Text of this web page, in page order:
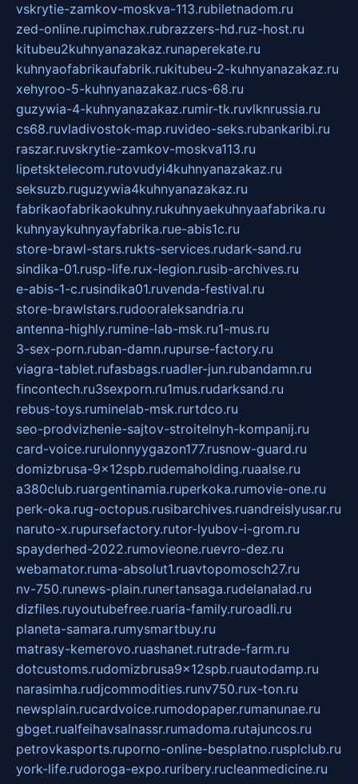
vskrytie-zamkov-moskva-113.rubiletnadom.ru
zed-online.rupimchax.rubrazzers-hd.ruz-host.ru
kitubeu2kuhnyanazakaz.runaperekate.ru
kuhnyaofabrikaufabrik.rukitubeu-2-kuhnyanazakaz.ru
xehyroo-5-kuhnyanazakaz.rucs-68.ru
guzywia-4-kuhnyanazakaz.rumir-tk.ruvlknrussia.ru
cs68.ruvladivostok-map.ruvideo-seks.rubankaribi.ru
raszar.ruvskrytie-zamkov-moskva113.ru
lipetsktelecom.rutovudyi4kuhnyanazakaz.ru
seksuzb.ruguzywia4kuhnyanazakaz.ru
fabrikaofabrikaokuhny.rukuhnyaekuhnyaafabrika.ru
kuhnyaykuhnyayfabrika.rue-abis1c.ru
store-brawl-stars.rukts-services.rudark-sand.ru
sindika-01.rusp-life.rux-legion.rusib-archives.ru
e-abis-1-c.rusindika01.ruvenda-festival.ru
store-brawlstars.rudooraleksandria.ru
antenna-highly.rumine-lab-msk.ru1-mus.ru
3-sex-porn.ruban-damn.rupurse-factory.ru
viagra-tablet.rufasbags.ruadler-jun.rubandamn.ru
fincontech.ru3sexporn.ru1mus.rudarksand.ru
rebus-toys.ruminelab-msk.rurtdco.ru
seo-prodvizhenie-sajtov-stroitelnyh-kompanij.ru
card-voice.rurulonnyygazon177.rusnow-guard.ru
domizbrusa-9x12spb.rudemaholding.ruaalse.ru
a380club.ruargentinamia.ruperkoka.rumovie-one.ru
perk-oka.rug-octopus.rusibarchives.ruandreislyusar.ru
naruto-x.rupursefactory.rutor-lyubov-i-grom.ru
spayderhed-2022.rumovieone.ruevro-dez.ru
webamator.ruma-absolut1.ruavtopomosch27.ru
nv-750.runews-plain.runertansaga.rudelanalad.ru
dizfiles.ruyoutubefree.ruaria-family.ruroadli.ru
planeta-samara.rumysmartbuy.ru
matrasy-kemerovo.ruashanet.rutrade-farm.ru
dotcustoms.rudomizbrusa9x12spb.ruautodamp.ru
narasimha.rudjcommodities.runv750.rux-ton.ru
newsplain.rucardvoice.rumodopaper.rumanunae.ru
gbget.rualfeihavsalnassr.rumadoma.rutajuncos.ru
petrovkasports.ruporno-online-besplatno.rusplclub.ru
york-life.rudoroga-expo.ruribery.rucleanmedicine.ru